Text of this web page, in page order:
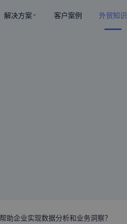
解决方案 客户案例 外贸知识
助企业实现数据分析和业务洞察？